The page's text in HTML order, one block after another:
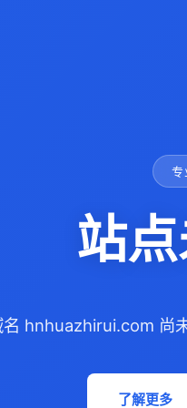
专
站
名 hnhuazhirui.com 尚
了解更多